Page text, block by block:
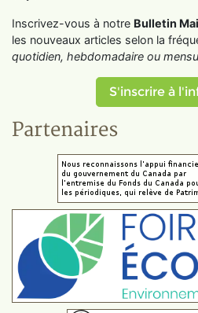
Inscrivez-vous à notre Bulletin
les nouveaux articles selon la
quotidien, hebdomadaire ou
S'inscrire à
Partenaires